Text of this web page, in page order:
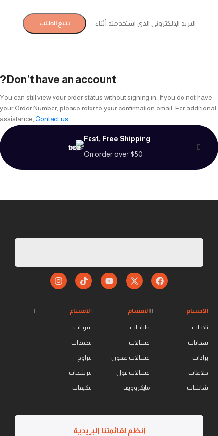
تتبع الطلب
Don't have an account?
You can still view your order status without signing in. If you do not have
your Order Number, please refer to your confirmation email. For additional
assistance, Contact us
Fast, Free Shipping
On order over $50
الاقسام
ثلاجات
سخانات
برادات
خلاطات
شاشات
الاقسام
طباخات
غسالات
غسالات صحون
غسالات فول
مايكروويف
الاقسام
مبردات
مجمدات
مراوح
مرشحات
مكيفات
أنظم لقائمتنا البريدية